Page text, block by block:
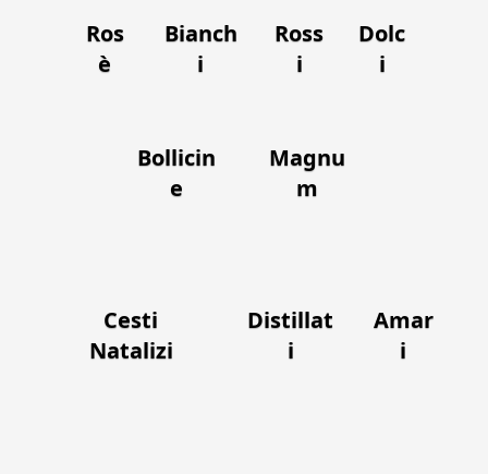
Ros
è
Bianch
i
Ross
i
Dolc
i
Bollicin
e
Magnu
m
Cesti
Natalizi
Distillat
i
Amar
i